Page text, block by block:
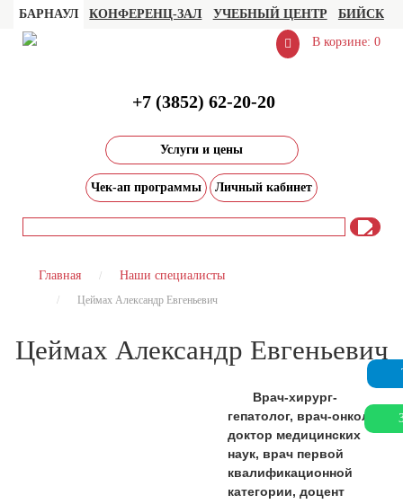
БАРНАУЛ КОНФЕРЕНЦ-ЗАЛ УЧЕБНЫЙ ЦЕНТР БИЙСК
В корзине: 0
+7 (3852) 62-20-20
Услуги и цены
Чек-ап программы Личный кабинет
Главная Наши специалисты
Цеймах Александр Евгеньевич
Цеймах Александр Евгеньевич
Врач-хирург-
гепатолог, врач-онколог,
доктор медицинских
наук, врач первой
квалификационной
категории, доцент